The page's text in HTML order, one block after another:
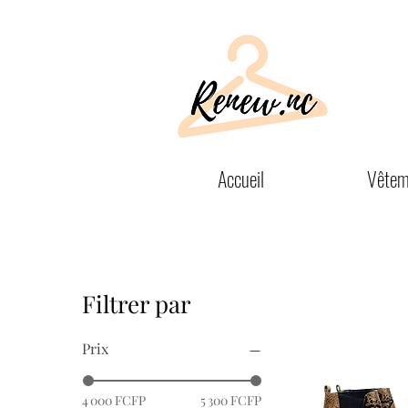
Accueil
Filtrer par
Prix
4 000 FCFP 5 300 FCFP